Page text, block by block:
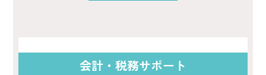
会計・税務サポート